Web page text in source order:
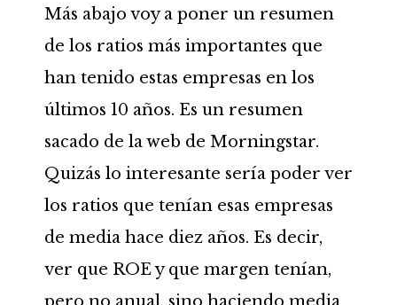
Más abajo voy a poner un resumen
de los ratios más importantes que
han tenido estas empresas en los
últimos 10 años. Es un resumen
sacado de la web de Morningstar.
Quizás lo interesante sería poder ver
los ratios que tenían esas empresas
de media hace diez años. Es decir,
ver que ROE y que margen tenían,
pero no anual, sino haciendo media